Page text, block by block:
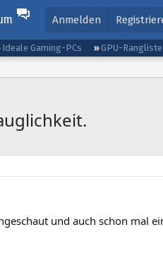
Anmelden
Ideale Gaming-PCs GPU-Rangliste
und auch schon mal